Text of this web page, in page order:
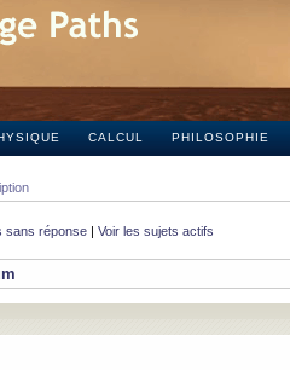
CALCUL PHILOSOPHIE
sans réponse | Voir les sujets actifs